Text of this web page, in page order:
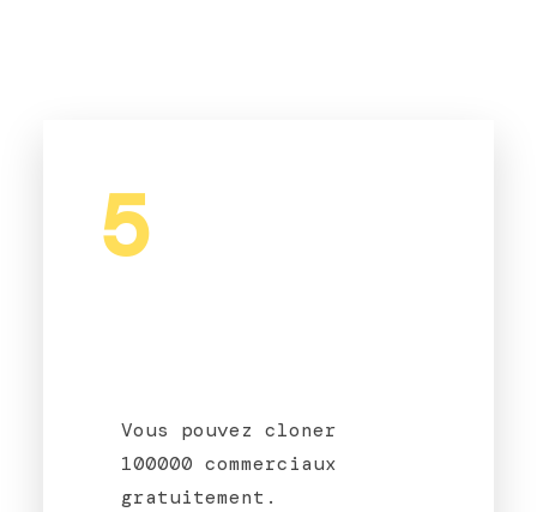
5
Vous pouvez cloner
100000 commerciaux
gratuitement.